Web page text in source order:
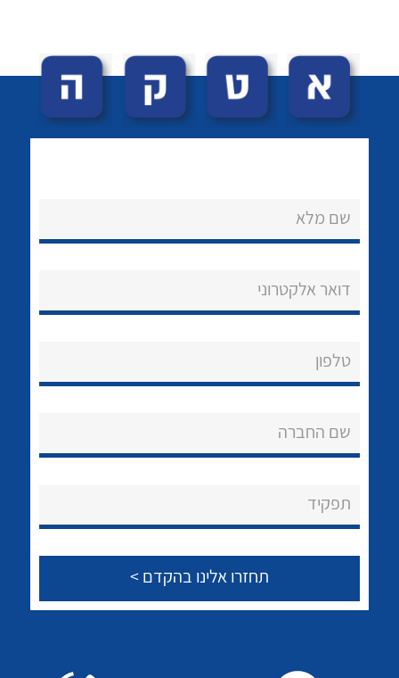
נקודות מכירה
שאלות ותשובות
לכל מוצרי היצרן
לכל מוצרי היצרן לכל מוצרי היצרן
שם מלא
דואר אלקטרוני
טלפון
שם החברה
תפקיד